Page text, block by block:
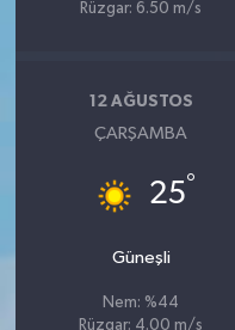
Rüzgar: 6.50 m/s
12 AĞUSTOS
ÇARŞAMBA
25°
Güneşli
Nem: %44
Rüzgar: 4.00 m/s